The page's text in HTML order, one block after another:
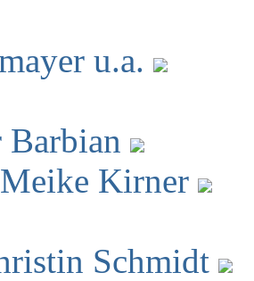
u.a.
Barbian
Kirner
Schmidt